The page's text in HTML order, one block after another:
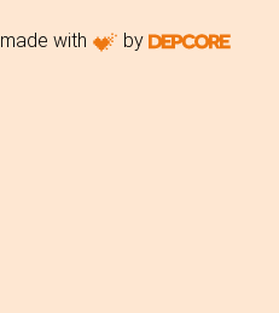
made with by